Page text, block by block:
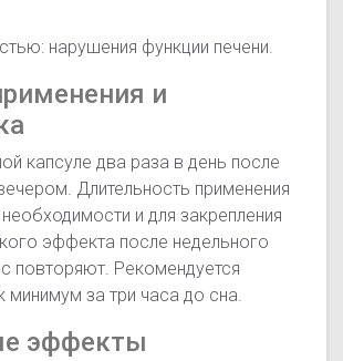
нарушения функции печени.
и
капсуле два раза в день после
Длительность применения
и для закрепления
эффекта после недельного
повторяют. Рекомендуется
минимум за три часа до сна.
эффекты